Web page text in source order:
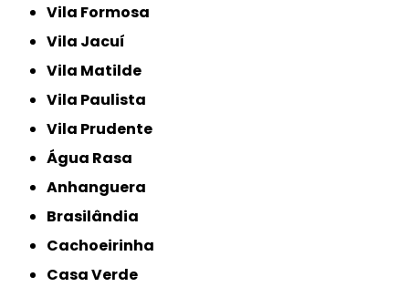
Vila Formosa
Vila Jacuí
Vila Matilde
Vila Paulista
Vila Prudente
Água Rasa
Anhanguera
Brasilândia
Cachoeirinha
Casa Verde